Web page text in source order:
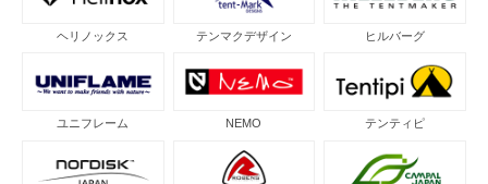
ヘリノックス テンマクデザイン ヒルバーグ
ユニフレーム NEMO テンティピ